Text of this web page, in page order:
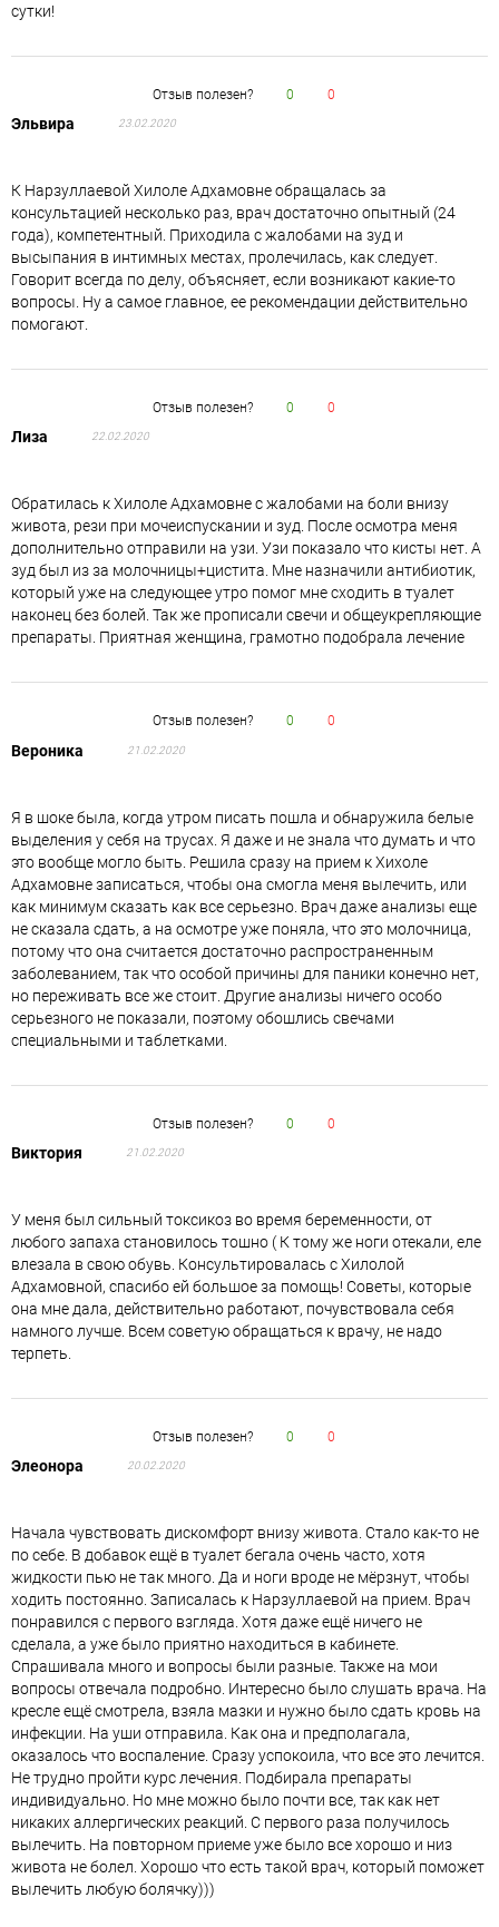
сутки!
Отзыв полезен? 0 0
Эльвира 23.02.2020
К Нарзуллаевой Хилоле Адхамовне обращалась за
консультацией несколько раз, врач достаточно опытный (24
года), компетентный. Приходила с жалобами на зуд и
высыпания в интимных местах, пролечилась, как следует.
Говорит всегда по делу, объясняет, если возникают какие-то
вопросы. Ну а самое главное, ее рекомендации действительно
помогают.
Отзыв полезен? 0 0
Лиза 22.02.2020
Обратилась к Хилоле Адхамовне с жалобами на боли внизу
живота, рези при мочеиспускании и зуд. После осмотра меня
дополнительно отправили на узи. Узи показало что кисты нет. А
зуд был из за молочницы+цистита. Мне назначили антибиотик,
который уже на следующее утро помог мне сходить в туалет
наконец без болей. Так же прописали свечи и общеукрепляющие
препараты. Приятная женщина, грамотно подобрала лечение
Отзыв полезен? 0 0
Вероника 21.02.2020
Я в шоке была, когда утром писать пошла и обнаружила белые
выделения у себя на трусах. Я даже и не знала что думать и что
это вообще могло быть. Решила сразу на прием к Хихоле
Адхамовне записаться, чтобы она смогла меня вылечить, или
как минимум сказать как все серьезно. Врач даже анализы еще
не сказала сдать, а на осмотре уже поняла, что это молочница,
потому что она считается достаточно распространенным
заболеванием, так что особой причины для паники конечно нет,
но переживать все же стоит. Другие анализы ничего особо
серьезного не показали, поэтому обошлись свечами
специальными и таблетками.
Отзыв полезен? 0 0
Виктория 21.02.2020
У меня был сильный токсикоз во время беременности, от
любого запаха становилось тошно ( К тому же ноги отекали, еле
влезала в свою обувь. Консультировалась с Хилолой
Адхамовной, спасибо ей большое за помощь! Советы, которые
она мне дала, действительно работают, почувствовала себя
намного лучше. Всем советую обращаться к врачу, не надо
терпеть.
Отзыв полезен? 0 0
Элеонора 20.02.2020
Начала чувствовать дискомфорт внизу живота. Стало как-то не
по себе. В добавок ещё в туалет бегала очень часто, хотя
жидкости пью не так много. Да и ноги вроде не мёрзнут, чтобы
ходить постоянно. Записалась к Нарзуллаевой на прием. Врач
понравился с первого взгляда. Хотя даже ещё ничего не
сделала, а уже было приятно находиться в кабинете.
Спрашивала много и вопросы были разные. Также на мои
вопросы отвечала подробно. Интересно было слушать врача. На
кресле ещё смотрела, взяла мазки и нужно было сдать кровь на
инфекции. На уши отправила. Как она и предполагала,
оказалось что воспаление. Сразу успокоила, что все это лечится.
Не трудно пройти курс лечения. Подбирала препараты
индивидуально. Но мне можно было почти все, так как нет
никаких аллергических реакций. С первого раза получилось
вылечить. На повторном приеме уже было все хорошо и низ
живота не болел. Хорошо что есть такой врач, который поможет
вылечить любую болячку)))